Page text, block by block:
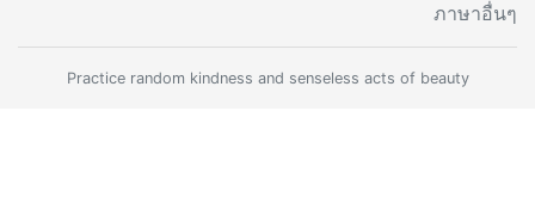
ภาษาอื่นๆ
Practice random kindness and senseless acts of beauty